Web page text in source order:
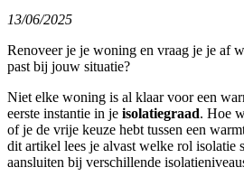
13/06/2025
Renoveer je je woning en vraag je je af
past bij jouw situatie?
Niet elke woning is al klaar voor een
eerste instantie in je isolatiegraad. Hoe
of je de vrije keuze hebt tussen een
dit artikel lees je alvast welke rol isolatie
aansluiten bij verschillende